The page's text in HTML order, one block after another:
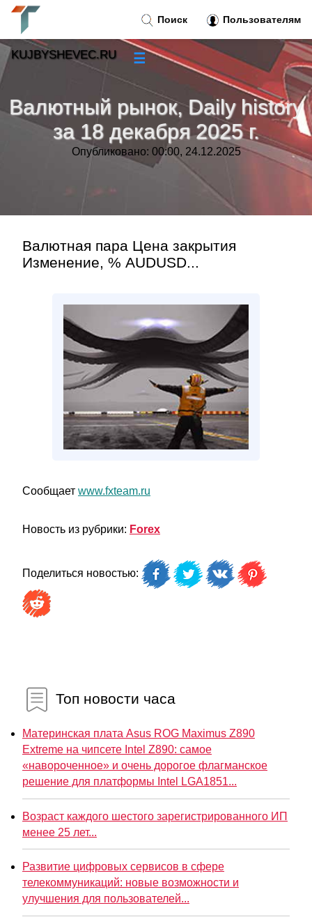
Валютный рынок, Daily history
за 18 декабря 2025 г.
Опубликовано: 00:00, 24.12.2025
Валютная пара Цена закрытия
Изменение, % AUDUSD...
Сообщает www.fxteam.ru
Новость из рубрики: Forex
Поделиться новостью:
Топ новости часа
Материнская плата Asus ROG Maximus Z890
Extreme на чипсете Intel Z890: самое
«навороченное» и очень дорогое флагманское
решение для платформы Intel LGA1851...
Возраст каждого шестого зарегистрированного ИП
менее 25 лет...
Развитие цифровых сервисов в сфере
телекоммуникаций: новые возможности и
улучшения для пользователей...
Поиск Пользователям
KUJBYSHEVEC.RU ☰
»
Тренды новостей »
»
Контакт»